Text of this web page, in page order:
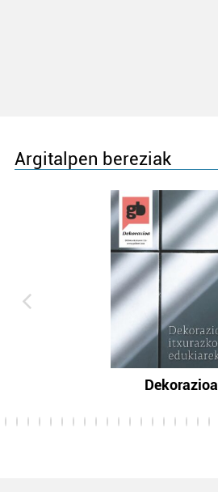
Argitalpen bereziak
Dekorazioa